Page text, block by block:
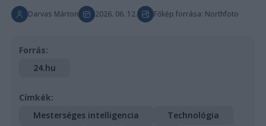
Darvas Márton 2026. 06. 12. Főkép forrása: Northfoto
Forrás:
24.hu
Címkék:
Mesterséges intelligencia
Technológia